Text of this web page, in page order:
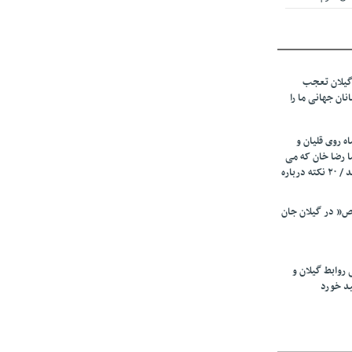
حمایتی
مشخص شد
از مراجع رسمی
ایران و
کشاورزان
تعجب
جهانی ما را
روی قلیان و
رضا خان که می
رفت همه شاد بودند / ۲۰ نکته درباره
در گیلان جان
روابط گیلان و
خورد